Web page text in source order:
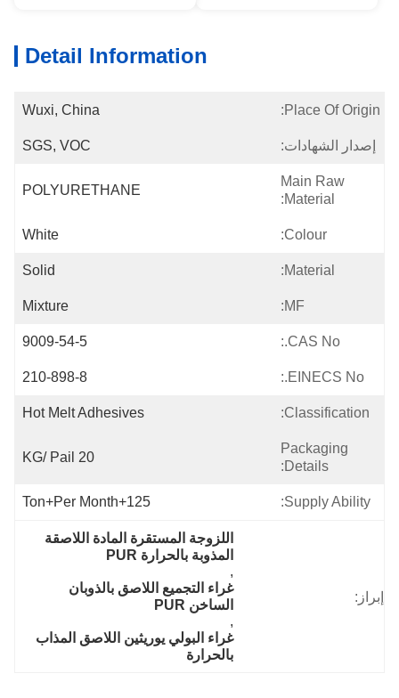
Detail Information
Place Of Origin:
Wuxi, China
إصدار الشهادات: SGS, VOC
Main Raw
Material:
POLYURETHANE
Colour:
White
Material:
Solid
MF:
Mixture
CAS No.:
9009-54-5
EINECS No.:
210-898-8
Classification:
Hot Melt Adhesives
Packaging
Details:
20 KG/ Pail
Supply Ability:
125+Ton+per Month
إبراز:
اللزوجة المستقرة المادة اللاصقة
المذوبة بالحرارة PUR
,
غراء التجميع اللاصق بالذوبان
الساخن PUR
,
غراء البولي يوريثين اللاصق المذاب
بالحرارة